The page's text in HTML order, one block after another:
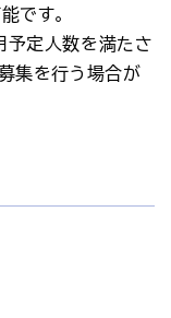
です。
定人数を満たさ
集を行う場合が